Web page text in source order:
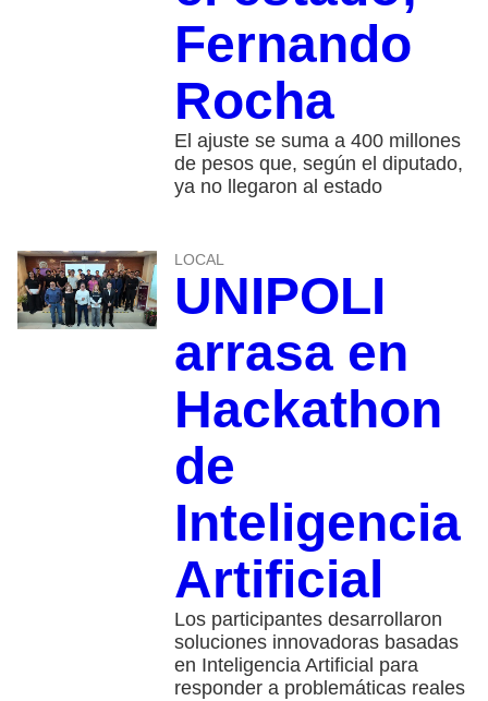
Fernando
Rocha
El ajuste se suma a 400 millones
de pesos que, según el diputado,
ya no llegaron al estado
LOCAL
UNIPOLI
arrasa en
Hackathon
de
Inteligencia
Artificial
Los participantes desarrollaron
soluciones innovadoras basadas
en Inteligencia Artificial para
responder a problemáticas reales